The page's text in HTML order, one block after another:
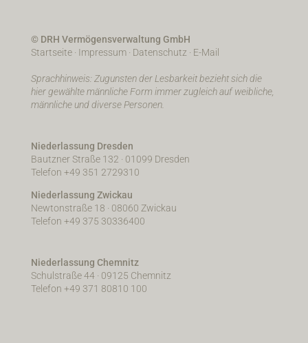
© DRH Vermögensverwaltung GmbH
Startseite· Impressum· Datenschutz · E-Mail
Sprachhinweis: Zugunsten der Lesbarkeit bezieht sich die
hier gewählte männliche Form immer zugleich auf weibliche,
männliche und diverse Personen.
Niederlassung Dresden
Bautzner Straße 132 · 01099 Dresden
Telefon +49 351 2729310
Niederlassung Zwickau
Newtonstraße 18 · 08060 Zwickau
Telefon +49 375 30336400
Niederlassung Chemnitz
Schulstraße 44 · 09125 Chemnitz
Telefon +49 371 80810 100